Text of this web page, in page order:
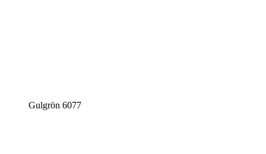
Gulgrön 6077